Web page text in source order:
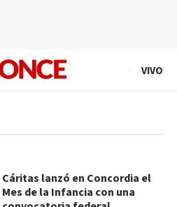
VIVO
Cáritas lanzó en Concordia el
Mes de la Infancia con una